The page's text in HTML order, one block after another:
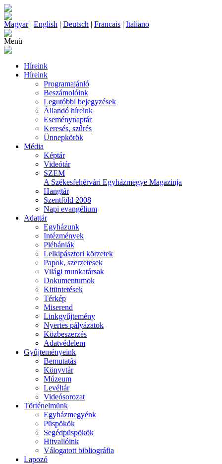
Magyar| English | Deutsch | Francais | Italiano
Menü
Híreink
Híreink
Programajánló
Beszámolóink
Legutóbbi bejegyzések
Állandó híreink
Eseménynaptár
Keresés, szűrés
Ünnepkörök
Média
Képtár
Videótár
SZEM
A Székesfehérvári Egyházmegye Magazinja
Hangtár
Szentföld 2008
Napi evangélium
Adattár
Egyházunk
Intézmények
Plébániák
Lelkipásztori körzetek
Papok, szerzetesek
Világi munkatársak
Dokumentumok
Kitüntetések
Térkép
Miserend
Linkgyűjtemény
Nyertes pályázatok
Közbeszerzés
Adatvédelem
Gyűjteményeink
Bemutatás
Könyvtár
Múzeum
Levéltár
Videósorozat
Történelmünk
Egyházmegyénk
Püspökök
Segédpüspökök
Hitvallóink
Válogatott bibliográfia
Lapozó